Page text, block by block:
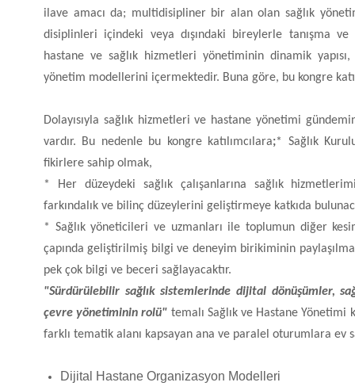
ilave amacı da; multidisipliner bir alan olan sağlık
disiplinleri içindeki veya dışındaki bireylerle tanışma
hastane ve sağlık hizmetleri yönetiminin dinamik
yönetim modellerini içermektedir. Buna göre, bu kongre
Dolayısıyla sağlık hizmetleri ve hastane yönetimi
vardır. Bu nedenle bu kongre katılımcılara;* Sağlık
fikirlere sahip olmak,
* Her düzeydeki sağlık çalışanlarına sağlık
farkındalık ve bilinç düzeylerini geliştirmeye katkıda
* Sağlık yöneticileri ve uzmanları ile toplumun diğer
çapında geliştirilmiş bilgi ve deneyim birikiminin
pek çok bilgi ve beceri sağlayacaktır.
"Sürdürülebilir sağlık sistemlerinde dijital dönüşümler,
çevre yönetiminin rolü" temalı Sağlık ve Hastane Yönetimi
farklı tematik alanı kapsayan ana ve paralel oturumlara ev
Dijital Hastane Organizasyon Modelleri